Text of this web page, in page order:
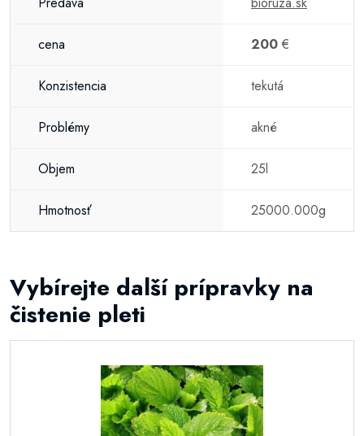
cena 200 €
Konzistencia tekutá
Problémy akné
Objem 25l
Hmotnosť 25000.000g
Vybírejte další prípravky na
čistenie pleti